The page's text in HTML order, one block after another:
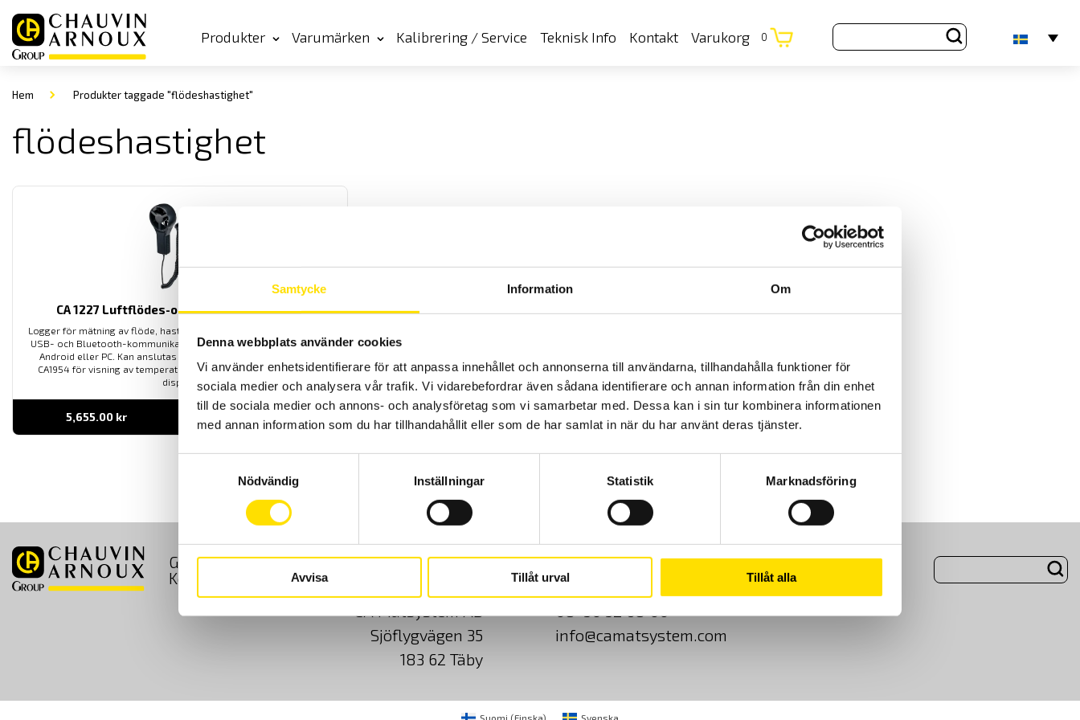
Samtycke Information Om
Denna webbplats använder cookies
Vi använder enhetsidentifierare för att anpassa innehållet och annonserna till användarna, tillhandahålla funktioner för
sociala medier och analysera vår trafik. Vi vidarebefordrar även sådana identifierare och annan information från din enhet
till de sociala medier och annons- och analysföretag som vi samarbetar med. Dessa kan i sin tur kombinera informationen
med annan information som du har tillhandahållit eller som de har samlat in när du har använt deras tjänster.
Nödvändig
Inställningar Statistik Marknadsföring
Avvisa Tillåt urval Tillåt alla
Produkter Varumärken Kalibrering / Service Teknisk Info Kontakt Varukorg 0
Hem Produkter taggade "flödeshastighet"
flödeshastighet
CA 1227 Luftflödes-och temperaturlogger
Logger för mätning av flöde, hastighet och temperatur på luft. Med
USB- och Bluetooth-kommunikation samt svenska mjukvaror för
Android eller PC. Kan anslutas via Bluetooth till värmekamera
CA1954 för visning av temperatur och luftfuktighet direkt i dess
display.
5,655.00 kr LÄS MER
GDPR Köpvillkor Cookies Klagomål Kundundersökning
Om Oss
Kontakt
CA Mätsystem AB
Sjöflygvägen 35
183 62 Täby
08-50 52 68 00
info@camatsystem.com